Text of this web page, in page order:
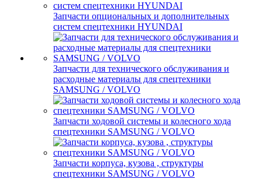
Запчасти опциональных и дополнительных
систем спецтехники HYUNDAI
Запчасти для технического обслуживания и
расходные материалы для спецтехники
SAMSUNG / VOLVO
Запчасти ходовой системы и колесного хода
спецтехники SAMSUNG / VOLVO
Запчасти корпуса, кузова , структуры
спецтехники SAMSUNG / VOLVO